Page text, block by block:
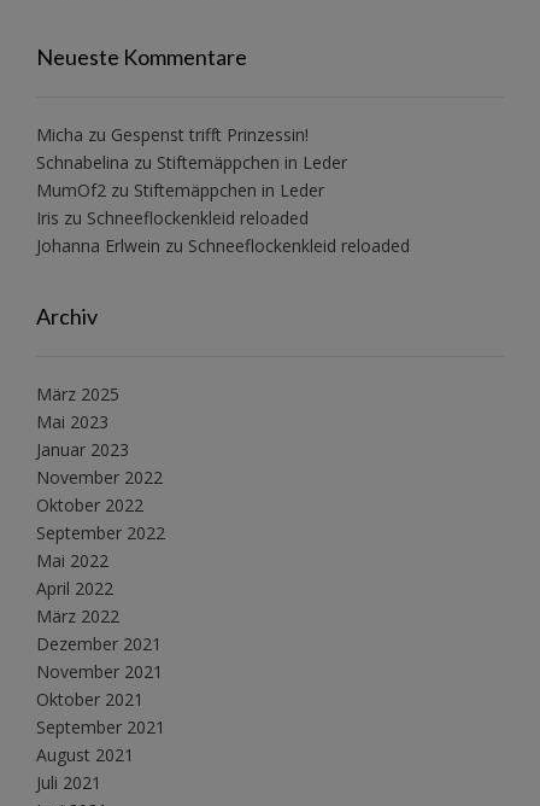
Neueste Kommentare
Micha zu Gespenst trifft Prinzessin!
Schnabelina zu Stiftemäppchen in Leder
MumOf2 zu Stiftemäppchen in Leder
Iris zu Schneeflockenkleid reloaded
Johanna Erlwein zu Schneeflockenkleid reloaded
Archiv
März 2025
Mai 2023
Januar 2023
November 2022
Oktober 2022
September 2022
Mai 2022
April 2022
März 2022
Dezember 2021
November 2021
Oktober 2021
September 2021
August 2021
Juli 2021